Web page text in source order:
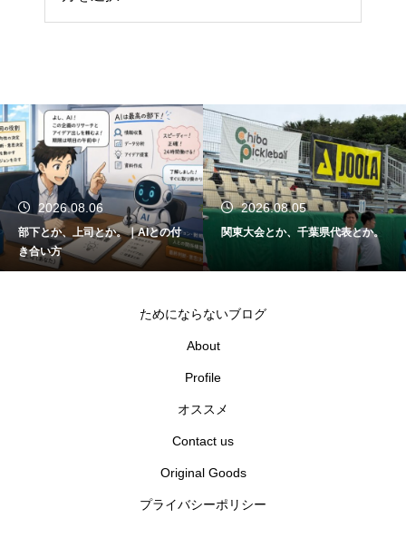
2026.08.06
部下とか、上司とか。｜AIとの付
き合い方
2026.08.05
関東大会とか、千葉県代表とか。
ためにならないブログ
About
Profile
オススメ
Contact us
Original Goods
プライバシーポリシー